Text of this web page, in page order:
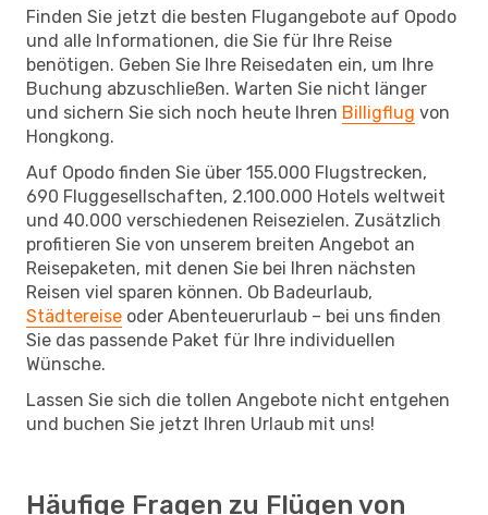
Finden Sie jetzt die besten Flugangebote auf Opodo
und alle Informationen, die Sie für Ihre Reise
benötigen. Geben Sie Ihre Reisedaten ein, um Ihre
Buchung abzuschließen. Warten Sie nicht länger
und sichern Sie sich noch heute Ihren Billigflug von
Hongkong.
Auf Opodo finden Sie über 155.000 Flugstrecken,
690 Fluggesellschaften, 2.100.000 Hotels weltweit
und 40.000 verschiedenen Reisezielen. Zusätzlich
profitieren Sie von unserem breiten Angebot an
Reisepaketen, mit denen Sie bei Ihren nächsten
Reisen viel sparen können. Ob Badeurlaub,
Städtereise oder Abenteuerurlaub – bei uns finden
Sie das passende Paket für Ihre individuellen
Wünsche.
Lassen Sie sich die tollen Angebote nicht entgehen
und buchen Sie jetzt Ihren Urlaub mit uns!
Häufige Fragen zu Flügen von